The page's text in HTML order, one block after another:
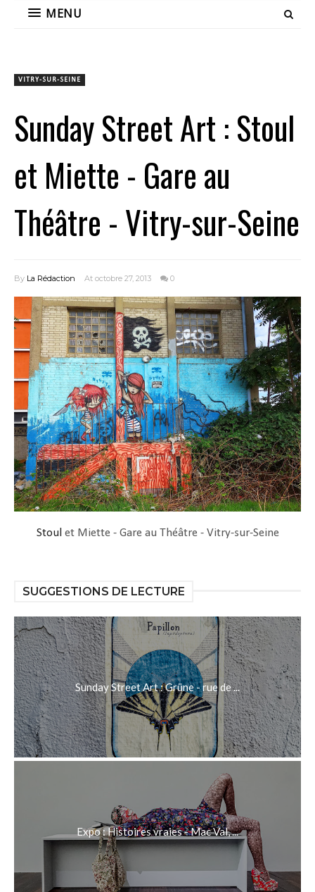
MENU
VITRY-SUR-SEINE
Sunday Street Art : Stoul
et Miette - Gare au
Théâtre - Vitry-sur-Seine
By La Rédaction At octobre 27, 2013 0
Stoul et Miette - Gare au Théâtre - Vitry-sur-Seine
SUGGESTIONS DE LECTURE
Sunday Street Art : Grüne - rue de ...
Expo : Histoires vraies - Mac Val, ...